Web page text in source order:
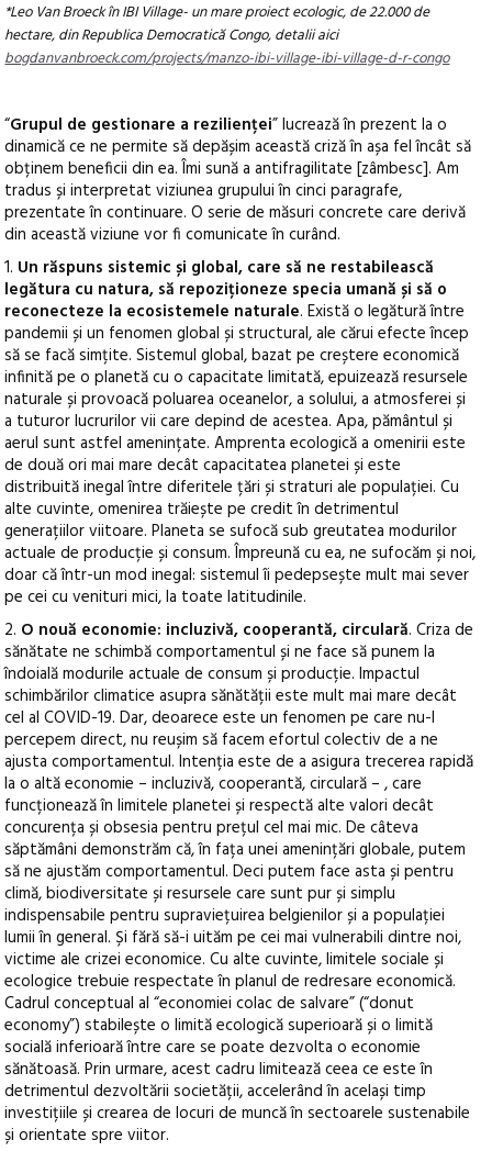
*Leo Van Broeck în IBI Village- un mare proiect ecologic, de 22.000 de
hectare, din Republica Democratică Congo, detalii aici
bogdanvanbroeck.com/projects/manzo-ibi-village-ibi-village-d-r-congo
“Grupul de gestionare a rezilienței” lucrează în prezent la o
dinamică ce ne permite să depășim această criză în așa fel încât să
obținem beneficii din ea. Îmi sună a antifragilitate [zâmbesc]. Am
tradus și interpretat viziunea grupului în cinci paragrafe,
prezentate în continuare. O serie de măsuri concrete care derivă
din această viziune vor fi comunicate în curând.
1. Un răspuns sistemic și global, care să ne restabilească
legătura cu natura, să repoziționeze specia umană și să o
reconecteze la ecosistemele naturale. Există o legătură între
pandemii și un fenomen global și structural, ale cărui efecte încep
să se facă simțite. Sistemul global, bazat pe creștere economică
infinită pe o planetă cu o capacitate limitată, epuizează resursele
naturale și provoacă poluarea oceanelor, a solului, a atmosferei și
a tuturor lucrurilor vii care depind de acestea. Apa, pământul și
aerul sunt astfel amenințate. Amprenta ecologică a omenirii este
de două ori mai mare decât capacitatea planetei și este
distribuită inegal între diferitele țări și straturi ale populației. Cu
alte cuvinte, omenirea trăiește pe credit în detrimentul
generațiilor viitoare. Planeta se sufocă sub greutatea modurilor
actuale de producție și consum. Împreună cu ea, ne sufocăm și noi,
doar că într-un mod inegal: sistemul îi pedepsește mult mai sever
pe cei cu venituri mici, la toate latitudinile.
2. O nouă economie: incluzivă, cooperantă, circulară. Criza de
sănătate ne schimbă comportamentul și ne face să punem la
îndoială modurile actuale de consum și producție. Impactul
schimbărilor climatice asupra sănătății este mult mai mare decât
cel al COVID-19. Dar, deoarece este un fenomen pe care nu-l
percepem direct, nu reușim să facem efortul colectiv de a ne
ajusta comportamentul. Intenția este de a asigura trecerea rapidă
la o altă economie – incluzivă, cooperantă, circulară – , care
funcționează în limitele planetei și respectă alte valori decât
concurența și obsesia pentru prețul cel mai mic. De câteva
săptămâni demonstrăm că, în fața unei amenințări globale, putem
să ne ajustăm comportamentul. Deci putem face asta și pentru
climă, biodiversitate și resursele care sunt pur și simplu
indispensabile pentru supraviețuirea belgienilor și a populației
lumii în general. Și fără să-i uităm pe cei mai vulnerabili dintre noi,
victime ale crizei economice. Cu alte cuvinte, limitele sociale și
ecologice trebuie respectate în planul de redresare economică.
Cadrul conceptual al “economiei colac de salvare” (“donut
economy”) stabilește o limită ecologică superioară și o limită
socială inferioară între care se poate dezvolta o economie
sănătoasă. Prin urmare, acest cadru limitează ceea ce este în
detrimentul dezvoltării societății, accelerând în același timp
investițiile și crearea de locuri de muncă în sectoarele sustenabile
și orientate spre viitor.